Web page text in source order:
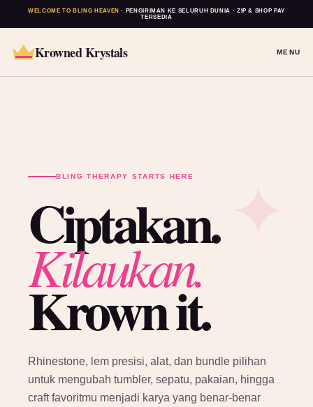
WELCOME TO BLING HEAVEN · PENGIRIMAN KE SELURUH DUNIA · ZIP & SHOP PAY
TERSEDIA
Krowned Krystals MENU
BLING THERAPY STARTS HERE
Ciptakan.
Kilaukan.
Krown it.
Rhinestone, lem presisi, alat, dan bundle pilihan
untuk mengubah tumbler, sepatu, pakaian, hingga
craft favoritmu menjadi karya yang benar-benar